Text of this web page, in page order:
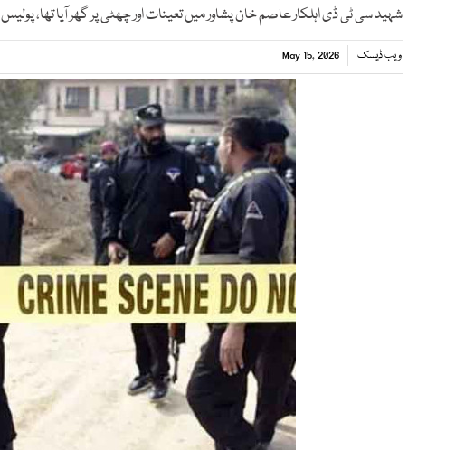
شہید سی ٹی ڈی اہلکار عاصم خان پشاور میں تعینات اور چھٹی پر گھر آیا تھا، پولیس
ویب ڈیسک May 15, 2026